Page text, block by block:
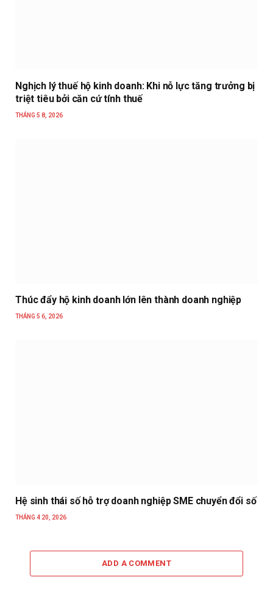
Nghịch lý thuế hộ kinh doanh: Khi nỗ lực tăng trưởng bị
triệt tiêu bởi căn cứ tính thuế
THÁNG 5 8, 2026
Thúc đẩy hộ kinh doanh lớn lên thành doanh nghiệp
THÁNG 5 6, 2026
Hệ sinh thái số hỗ trợ doanh nghiệp SME chuyển đổi số
THÁNG 4 20, 2026
ADD A COMMENT